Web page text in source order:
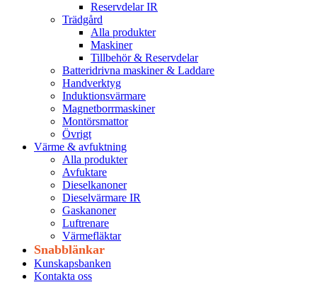
Reservdelar IR
Trädgård
Alla produkter
Maskiner
Tillbehör & Reservdelar
Batteridrivna maskiner & Laddare
Handverktyg
Induktionsvärmare
Magnetborrmaskiner
Montörsmattor
Övrigt
Värme & avfuktning
Alla produkter
Avfuktare
Dieselkanoner
Dieselvärmare IR
Gaskanoner
Luftrenare
Värmefläktar
Snabblänkar
Kunskapsbanken
Kontakta oss